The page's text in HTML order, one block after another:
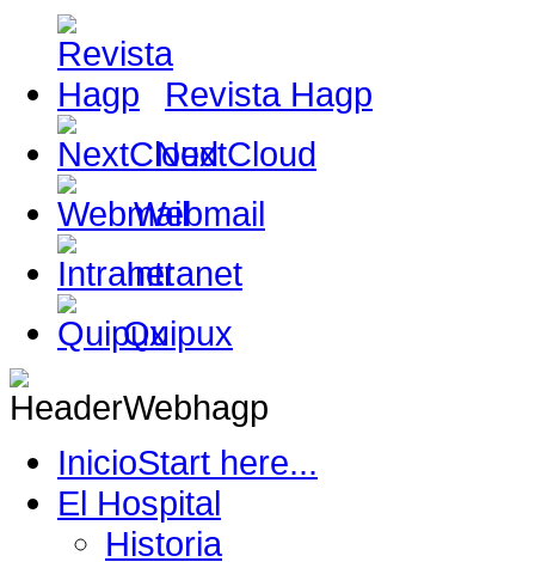
Revista Hagp
NextCloud
Webmail
Intranet
Quipux
InicioStart here...
El Hospital
Historia